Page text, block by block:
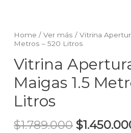
Home /Ver más / Vitrina
Metros – 520 Litros
Vitrina
Maigas 1.5
Litros
$1.789.000 $